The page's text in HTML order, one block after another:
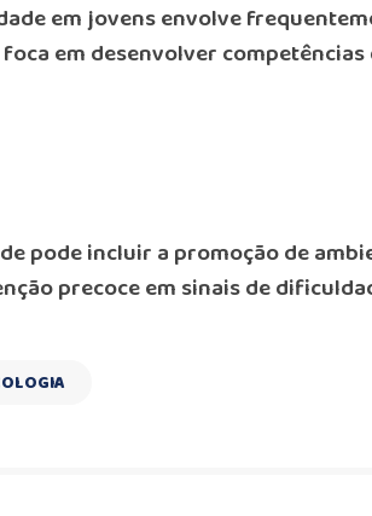
em jovens envolve
em desenvolver
pode incluir a promoção de
precoce em sinais de